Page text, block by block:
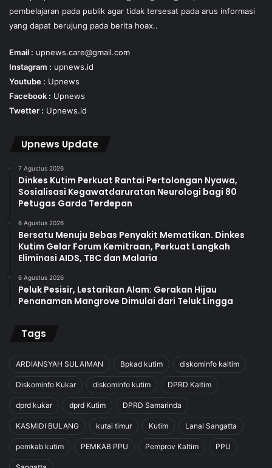
pembelajaran pada publik agar tidak tersesat pada arus informasi
yang dapat berujung pada berita hoax..
Email : upnews.care@gmail.com
Instagram : upnews.id
Youtube : Upnews
Facebook : Upnews
Twetter : Upnews.id
Upnews Update
7 Agustus 2026
Dinkes Kutim Perkuat Rantai Pertolongan Nyawa,
Sosialisasi Kegawatdaruratan Neurologi bagi 80
Petugas Garda Terdepan
6 Agustus 2026
Bersatu Menuju Bebas Penyakit Mematikan. Dinkes
Kutim Gelar Forum Kemitraan, Perkuat Langkah
Eliminasi AIDS, TBC dan Malaria
6 Agustus 2026
Peluk Pesisir, Lestarikan Alam: Gerakan Hijau
Penanaman Mangrove Dimulai dari Teluk Lingga
Tags
ARDIANSYAH SULAIMAN Bpkad kutim diskominfo kaltim
Diskominfo Kukar diskominfo kutim DPRD Kaltim
dprd kukar dprd Kutim DPRD Samarinda
KASMIDI BULANG kutai timur Kutim Lanal Sangatta
pemkab kutim PEMKAB PPU Pemprov Kaltim PPU